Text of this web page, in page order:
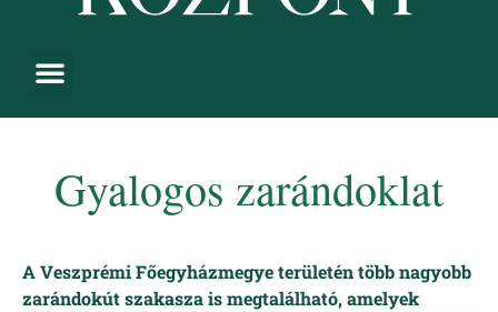
Gyalogos zarándoklat
A Veszprémi Főegyházmegye területén több nagyobb
zarándokút szakasza is megtalálható, amelyek